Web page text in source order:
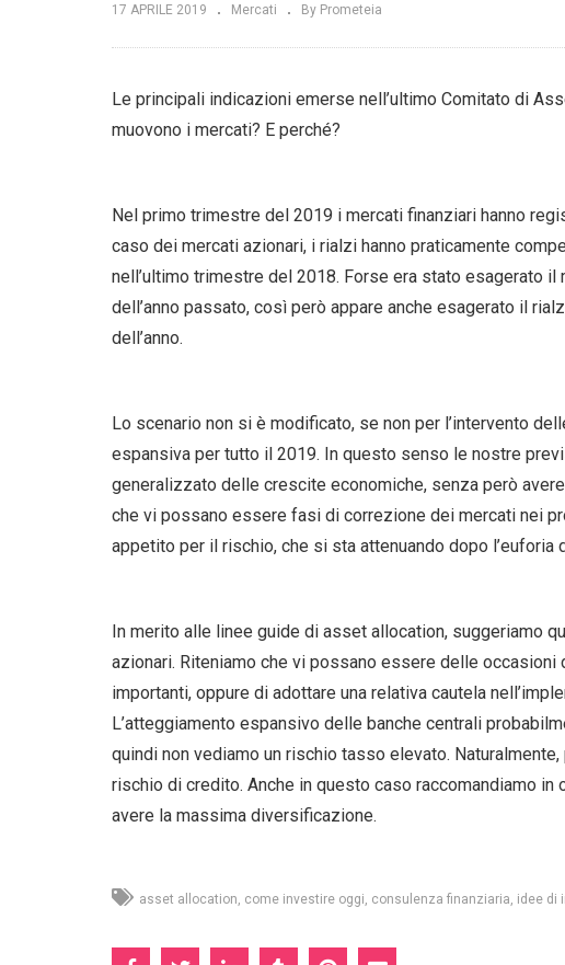
17 APRILE 2019 Mercati By Prometeia
Le principali indicazioni emerse nell’ultimo Comitato di
muovono i mercati? E perché?
Nel primo trimestre del 2019 i mercati finanziari hanno
caso dei mercati azionari, i rialzi hanno praticamente
nell’ultimo trimestre del 2018. Forse era stato esagerato
dell’anno passato, così però appare anche esagerato il
dell’anno.
Lo scenario non si è modificato, se non per l’intervento
espansiva per tutto il 2019. In questo senso le nostre
generalizzato delle crescite economiche, senza però
che vi possano essere fasi di correzione dei mercati nei
appetito per il rischio, che si sta attenuando dopo l’euforia
In merito alle linee guide di asset allocation, suggeriamo
azionari. Riteniamo che vi possano essere delle
importanti, oppure di adottare una relativa cautela
L’atteggiamento espansivo delle banche centrali
quindi non vediamo un rischio tasso elevato.
rischio di credito. Anche in questo caso raccomandiamo
avere la massima diversificazione.
asset allocation come investire oggi consulenza finanziaria idee di